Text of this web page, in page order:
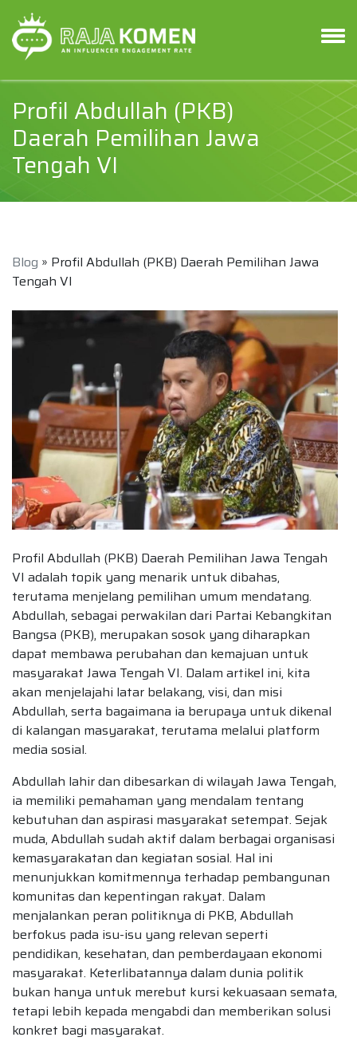
Profil Abdullah (PKB)
Daerah Pemilihan Jawa
Tengah VI
Blog » Profil Abdullah (PKB) Daerah Pemilihan Jawa
Tengah VI
Profil Abdullah (PKB) Daerah Pemilihan Jawa Tengah
VI adalah topik yang menarik untuk dibahas,
terutama menjelang pemilihan umum mendatang.
Abdullah, sebagai perwakilan dari Partai Kebangkitan
Bangsa (PKB), merupakan sosok yang diharapkan
dapat membawa perubahan dan kemajuan untuk
masyarakat Jawa Tengah VI. Dalam artikel ini, kita
akan menjelajahi latar belakang, visi, dan misi
Abdullah, serta bagaimana ia berupaya untuk dikenal
di kalangan masyarakat, terutama melalui platform
media sosial.
Abdullah lahir dan dibesarkan di wilayah Jawa Tengah,
ia memiliki pemahaman yang mendalam tentang
kebutuhan dan aspirasi masyarakat setempat. Sejak
muda, Abdullah sudah aktif dalam berbagai organisasi
kemasyarakatan dan kegiatan sosial. Hal ini
menunjukkan komitmennya terhadap pembangunan
komunitas dan kepentingan rakyat. Dalam
menjalankan peran politiknya di PKB, Abdullah
berfokus pada isu-isu yang relevan seperti
pendidikan, kesehatan, dan pemberdayaan ekonomi
masyarakat. Keterlibatannya dalam dunia politik
bukan hanya untuk merebut kursi kekuasaan semata,
tetapi lebih kepada mengabdi dan memberikan solusi
konkret bagi masyarakat.